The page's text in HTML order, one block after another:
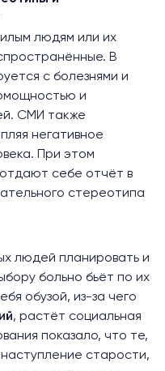
людям или их
В
с болезнями и
и
СМИ также
негативное
При этом
себе отчёт в
стереотипа
людей планировать и
больно бьёт по их
обузой, из-за чего
, растёт социальная
показало, что те,
старости,